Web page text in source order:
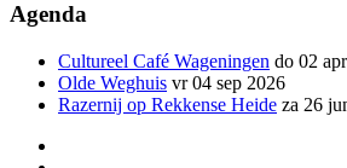
Agenda
Cultureel Café Wageningen do 02
Olde Weghuis vr 04 sep 2026
Razernij op Rekkense Heide za 26